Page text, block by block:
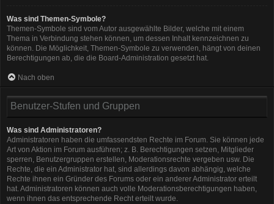
Was sind Themen-Symbole?
Themen-Symbole sind vom Autor ausgewählte Bilder, welche mit einem
Thema in Verbindung stehen können, um dessen Inhalt kennzeichnen zu
können. Die Möglichkeit, Themen-Symbole zu verwenden, hängt von deinen
Berechtigungen ab, die die Board-Administration gesetzt hat.
Nach oben
Benutzer-Stufen und Gruppen
Was sind Administratoren?
Administratoren haben die umfassendsten Rechte im Forum. Sie können jede
Art von Aktion im Forum ausführen; z. B. Berechtigungen setzen, Mitglieder
sperren, Benutzergruppen erstellen, Moderationsrechte vergeben usw. Die
Rechte, die ein Administrator hat, sind allerdings davon abhängig, welche
Rechte ihnen ein Gründer des Forums oder ein anderer Administrator erteilt
hat. Administratoren können auch volle Moderationsberechtigungen haben,
wenn ihnen das entsprechende Recht erteilt wurde.